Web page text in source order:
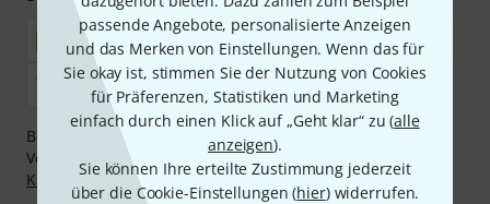
passende Angebote, personalisierte Anzeigen
und das Merken von Einstellungen. Wenn das für
Sie okay ist, stimmen Sie der Nutzung von Cookies
für Präferenzen, Statistiken und Marketing
einfach durch einen Klick auf „Geht klar“ zu (alle
anzeigen).
Sie können Ihre erteilte Zustimmung jederzeit
über die Cookie-Einstellungen (hier) widerrufen.
Bezahlen Sie vertraulich und sicher per Nachnahme,
Vorkasse, PayPal, Amazon Pay,Klarna Sofort bezahlen
Klarna Ratenzahlungoder Kreditkarte.